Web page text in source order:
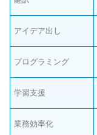
アイデア出し
プログラミング
学習支援
業務効率化